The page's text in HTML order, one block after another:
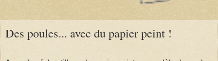
Des poules... avec du papier peint !